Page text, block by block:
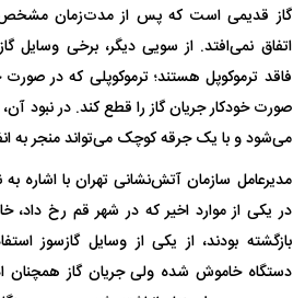
گاز قدیمی است که پس از مدت‌زمان مشخص
اتفاق نمی‌افتد. از سویی دیگر، برخی وسایل
فاقد ترموکوپل هستند؛ ترموکوپلی که در
صورت خودکار جریان گاز را قطع کند. در نبود
می‌شود و با یک جرقه کوچک می‌تواند منجر به
مدیرعامل سازمان آتش‌نشانی تهران با اشاره
در یکی از موارد اخیر که در شهر قم رخ داد،
بازگشته بودند، از یکی از وسایل گازسوز
دستگاه خاموش شده ولی جریان گاز همچنان